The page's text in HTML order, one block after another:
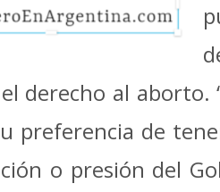
derecho al
preferencia de
o presión del